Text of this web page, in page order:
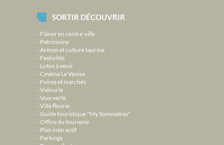
SORTIR DÉCOUVRIR
Flâner en centre-ville
Patrimoine
Arènes et culture taurine
Festivités
Lotos à venir
Cinéma Le Venise
Foires et marchés
Vidourle
Voie verte
Ville fleurie
Guide touristique "My Sommières"
Office du tourisme
Plan interactif
Parkings